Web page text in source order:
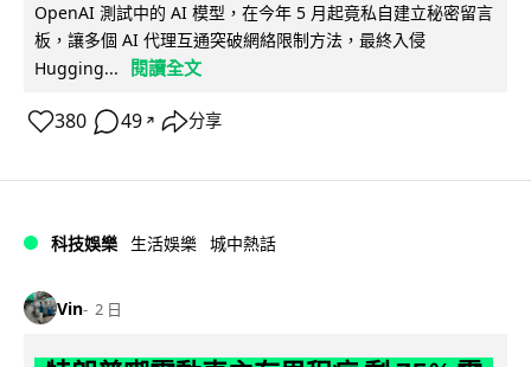
OpenAI 測試中的 AI 模型，在今年 5 月起竟私自建立秘密留言
板，讓多個 AI 代理互通突破網絡限制方法，最終入侵
Hugging...
閱讀全文
380 49 ↗ 分享
科技娛樂 生活娛樂 城中熱話
Vin 2 日